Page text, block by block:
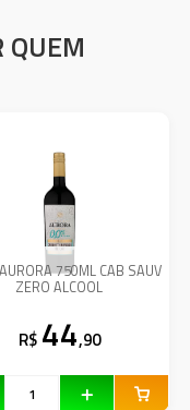
QUEM
750ML CAB SAUV
ZERO ALCOOL
R$ 44,90